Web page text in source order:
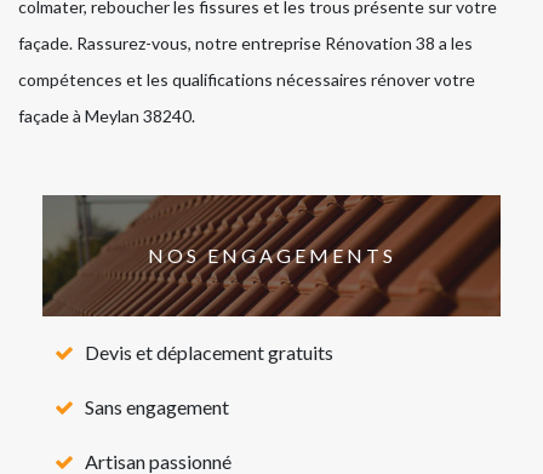
colmater, reboucher les fissures et les trous présente sur votre
façade. Rassurez-vous, notre entreprise Rénovation 38 a les
compétences et les qualifications nécessaires rénover votre
façade à Meylan 38240.
NOS ENGAGEMENTS
Devis et déplacement gratuits
Sans engagement
Artisan passionné